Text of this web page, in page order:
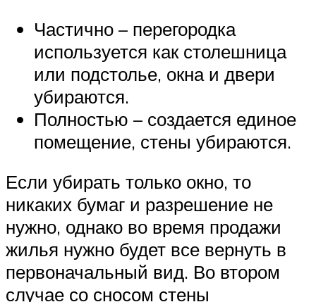
Частично – перегородка
используется как столешница
или подстолье, окна и двери
убираются.
Полностью – создается единое
помещение, стены убираются.
Если убирать только окно, то
никаких бумаг и разрешение не
нужно, однако во время продажи
жилья нужно будет все вернуть в
первоначальный вид. Во втором
случае со сносом стены